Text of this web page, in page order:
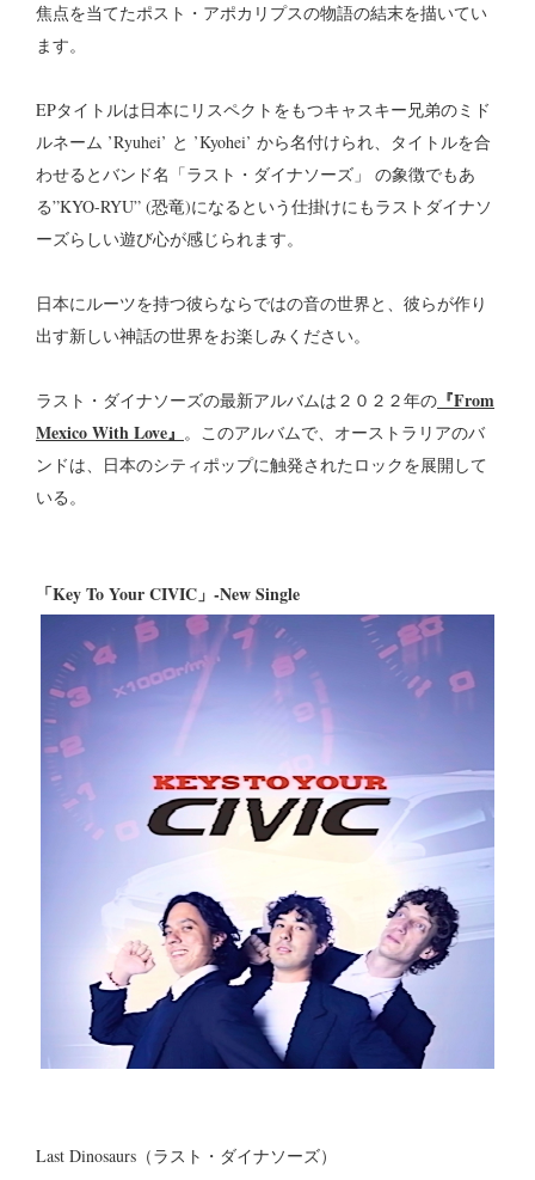
焦点を当てたポスト・アポカリプスの物語の結末を描いてい
ます。
EPタイトルは日本にリスペクトをもつキャスキー兄弟のミド
ルネーム ’Ryuhei’ と ’Kyohei’ から名付けられ、タイトルを合
わせるとバンド名「ラスト・ダイナソーズ」 の象徴でもあ
る”KYO-RYU” (恐竜)になるという仕掛けにもラストダイナソ
ーズらしい遊び心が感じられます。
日本にルーツを持つ彼らならではの音の世界と、彼らが作り
出す新しい神話の世界をお楽しみください。
ラスト・ダイナソーズの最新アルバムは２０２２年の 『From
Mexico With Love』 。このアルバムで、オーストラリアのバ
ンドは、日本のシティポップに触発されたロックを展開して
いる。
「Key To Your CIVIC」-New Single
Last Dinosaurs（ラスト・ダイナソーズ）